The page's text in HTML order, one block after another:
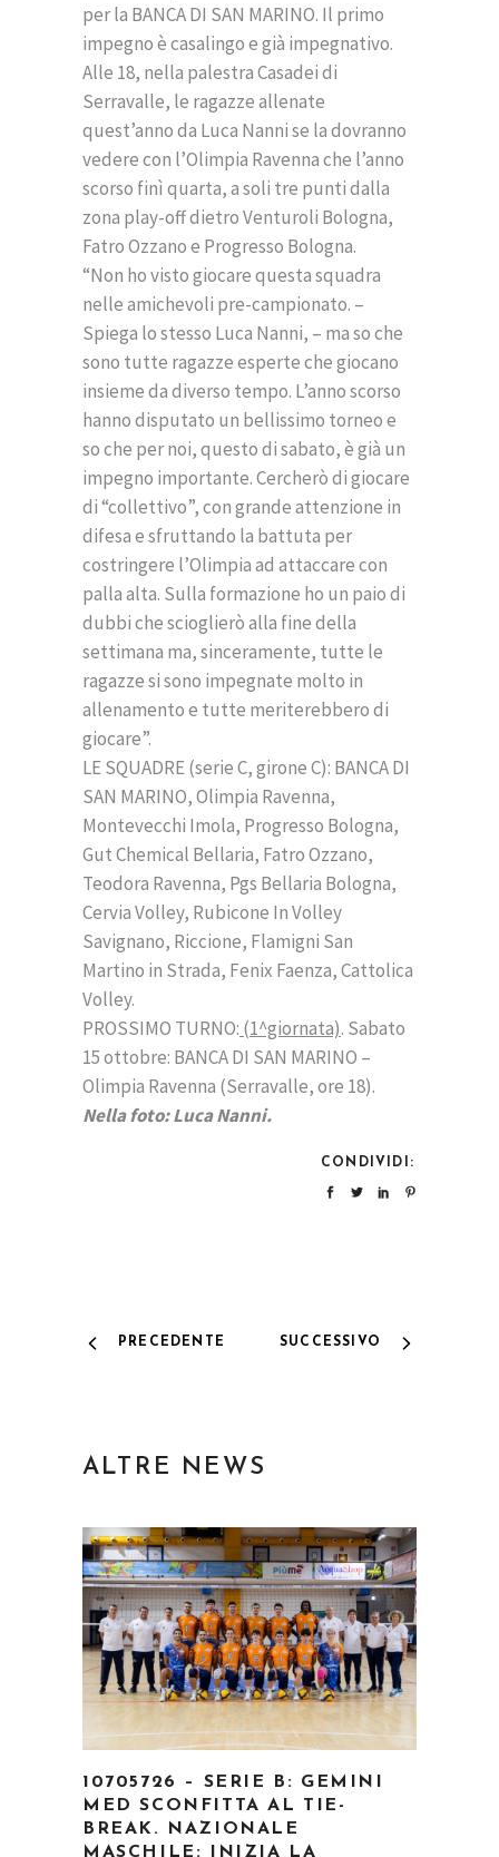
per la BANCA DI SAN MARINO. Il primo
impegno è casalingo e già impegnativo.
Alle 18, nella palestra Casadei di
Serravalle, le ragazze allenate
quest’anno da Luca Nanni se la dovranno
vedere con l’Olimpia Ravenna che l’anno
scorso finì quarta, a soli tre punti dalla
zona play-off dietro Venturoli Bologna,
Fatro Ozzano e Progresso Bologna.
“Non ho visto giocare questa squadra
nelle amichevoli pre-campionato. –
Spiega lo stesso Luca Nanni, – ma so che
sono tutte ragazze esperte che giocano
insieme da diverso tempo. L’anno scorso
hanno disputato un bellissimo torneo e
so che per noi, questo di sabato, è già un
impegno importante. Cercherò di giocare
di “collettivo”, con grande attenzione in
difesa e sfruttando la battuta per
costringere l’Olimpia ad attaccare con
palla alta. Sulla formazione ho un paio di
dubbi che scioglierò alla fine della
settimana ma, sinceramente, tutte le
ragazze si sono impegnate molto in
allenamento e tutte meriterebbero di
giocare”.
LE SQUADRE (serie C, girone C): BANCA DI
SAN MARINO, Olimpia Ravenna,
Montevecchi Imola, Progresso Bologna,
Gut Chemical Bellaria, Fatro Ozzano,
Teodora Ravenna, Pgs Bellaria Bologna,
Cervia Volley, Rubicone In Volley
Savignano, Riccione, Flamigni San
Martino in Strada, Fenix Faenza, Cattolica
Volley.
PROSSIMO TURNO: (1^giornata). Sabato
15 ottobre: BANCA DI SAN MARINO –
Olimpia Ravenna (Serravalle, ore 18).
Nella foto: Luca Nanni.
CONDIVIDI:
PRECEDENTE SUCCESSIVO
ALTRE NEWS
10705726 – SERIE B: GEMINI
MED SCONFITTA AL TIE-
BREAK. NAZIONALE
MASCHILE: INIZIA LA